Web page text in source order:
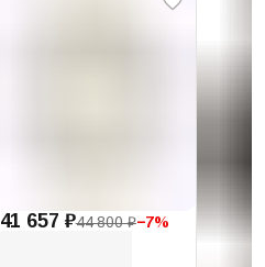
41 657 ₽44 800 ₽−7%